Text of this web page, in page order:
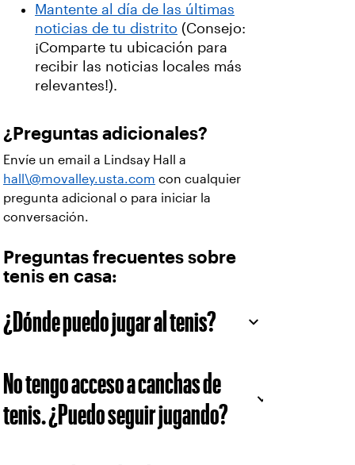
Mantente al día de las últimas
noticias de tu distrito (Consejo:
¡Comparte tu ubicación para
recibir las noticias locales más
relevantes!).
¿Preguntas adicionales?
Envíe un email a Lindsay Hall a
hall\@movalley.usta.com con cualquier
pregunta adicional o para iniciar la
conversación.
Preguntas frecuentes sobre
tenis en casa:
¿Dónde puedo jugar al tenis?
No tengo acceso a canchas de
tenis. ¿Puedo seguir jugando?